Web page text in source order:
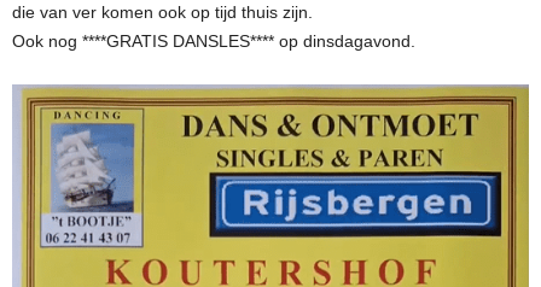
die van ver komen ook op tijd thuis zijn.
Ook nog ****GRATIS DANSLES**** op dinsdagavond.